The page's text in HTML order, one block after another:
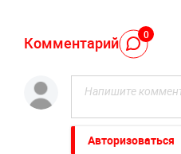
Комментарий 0
Авторизоваться